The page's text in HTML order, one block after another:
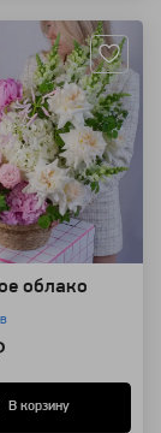
облако
В корзину